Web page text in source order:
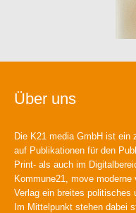
Über uns
Die K21 media GmbH ist ein
auf Publikationen für den
Print- als auch im
Kommune21, move
Verlag ein breites politisches
Im Mittelpunkt stehen dabei